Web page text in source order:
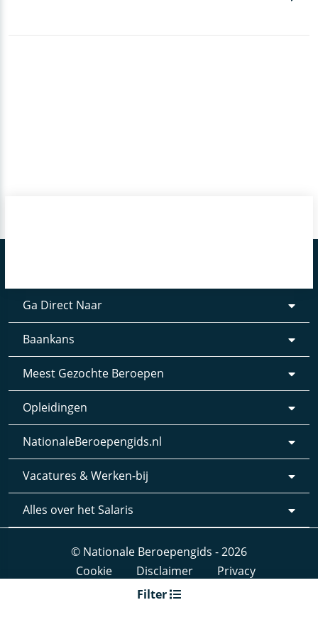
Filter
Ga Direct Naar
Baankans
Meest Gezochte Beroepen
Opleidingen
NationaleBeroepengids.nl
Vacatures & Werken-bij
Alles over het Salaris
© Nationale Beroepengids - 2026
Cookie
Disclaimer
Privacy
Webdesign & realisatie: